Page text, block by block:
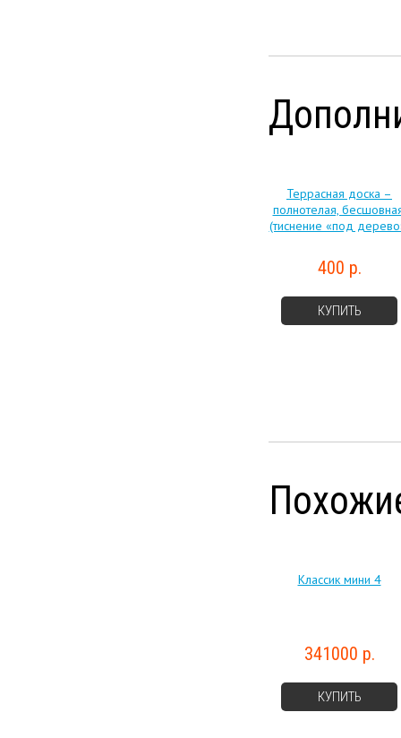
Террасная доска –
полнотелая,
(тиснение «под
400 р.
КУПИТЬ
Классик мини 4
341000 р.
КУПИТЬ